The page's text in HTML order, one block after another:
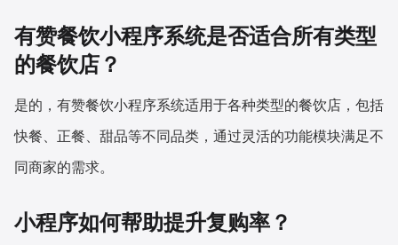
有赞餐饮小程序系统是否适合所有类型
的餐饮店？
是的，有赞餐饮小程序系统适用于各种类型的餐饮店，包括
快餐、正餐、甜品等不同品类，通过灵活的功能模块满足不
同商家的需求。
小程序如何帮助提升复购率？